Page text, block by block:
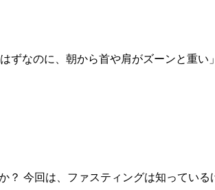
ずなのに、朝から首や肩がズーンと重い
今回は、ファスティングは知っている